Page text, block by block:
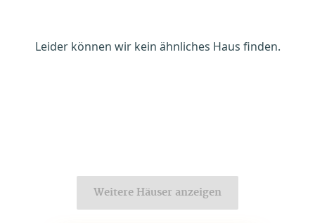
Leider können wir kein ähnliches Haus finden.
Weitere Häuser anzeigen